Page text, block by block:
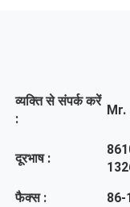
व्यक्ति से संपर्क करें
:
दूरभाष :
फैक्स :
86-